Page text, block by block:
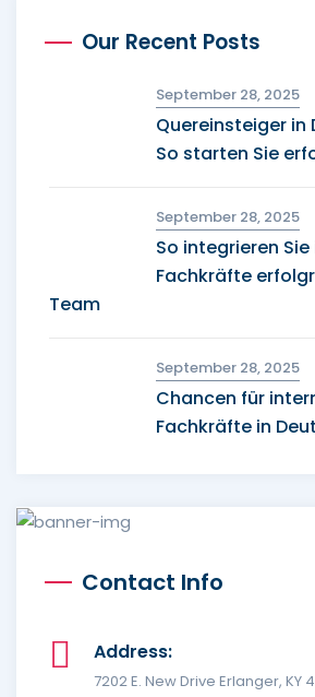
Our Recent Posts
September 28, 2025
Quereinsteiger in
So starten Sie
September 28, 2025
So integrieren
Fachkräfte
Team
September 28, 2025
Chancen für
Fachkräfte in
Contact Info
Address:
7202 E. New Drive Erlanger, KY